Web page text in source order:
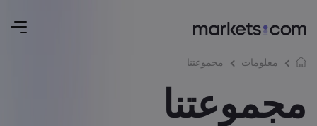
معلومات مجموعتنا
مجموعتنا